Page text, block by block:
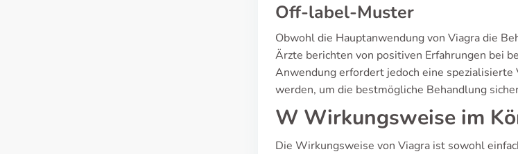
Off-label-Muster
Obwohl die Hauptanwendung von Viagra die
Ärzte berichten von positiven Erfahrungen bei
Anwendung erfordert jedoch eine
werden, um die bestmögliche Behandlung
W Wirkungsweise im
Die Wirkungsweise von Viagra ist sowohl